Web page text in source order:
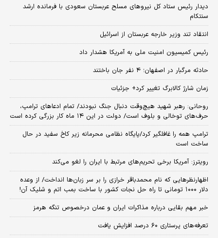
دیدار رئیس ستاد کل نیروهای مسلح عربستان سعودی با فرمانده ارشد
سنتکام
انتقاد تند وزیر خارجه عربستان از اسرائیل
رئیس کمیسیون امنیت ملی به آمریکا هشدار داد
حادثه مرگبار در اصفهان؛ ۴ نفر جان باختند
زمان شارژ کالابرگ تغییر کرد+ جزئیات
روحانی: رهبر شهید هیچ‌وقت دنبال جنگ نبودند/ تمام ادعاهای ترامپ،
حرف‌های توخالی و بلوف است/ دولت در این ۱۴ ماه کار بزرگی کرده است
ترامپ همه را غافلگیر کرد/پایگاه نظامی محرمانه زیر کاخ سفید در حال
ساخت است
رویترز: آمریکا برخی تحریم‌های مرتبط با ایران را لغو می‌کند
اظهارنظرهایی که نام محمدباقر خرازی را بر سر زبان‌ها انداخت/ از وعده
دلار ۱۰۰۰ تومانی تا راه حل نجات کشور با ساخت بمب اتم و شلیک آن!
خبر مهم بقایی درباره مذاکرات ایران و عمان درخصوص تنگه هرمز
تعرفه‌های پرستاری ۶۰ درصد افزایش یافت